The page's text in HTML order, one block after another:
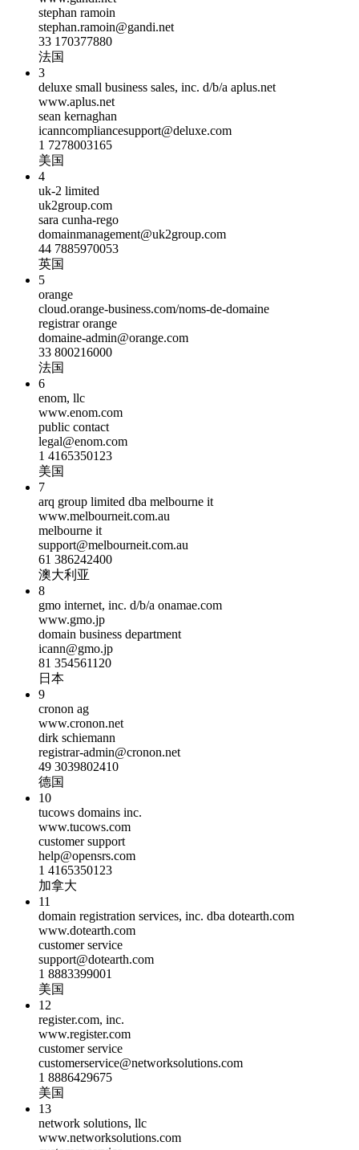
stephan ramoin
stephan.ramoin@gandi.net
33 170377880
法国
3
deluxe small business sales, inc. d/b/a aplus.net
www.aplus.net
sean kernaghan
icanncompliancesupport@deluxe.com
1 7278003165
美国
4
uk-2 limited
uk2group.com
sara cunha-rego
domainmanagement@uk2group.com
44 7885970053
英国
5
orange
cloud.orange-business.com/noms-de-domaine
registrar orange
domaine-admin@orange.com
33 800216000
法国
6
enom, llc
www.enom.com
public contact
legal@enom.com
1 4165350123
美国
7
arq group limited dba melbourne it
www.melbourneit.com.au
melbourne it
support@melbourneit.com.au
61 386242400
澳大利亚
8
gmo internet, inc. d/b/a onamae.com
www.gmo.jp
domain business department
icann@gmo.jp
81 354561120
日本
9
cronon ag
www.cronon.net
dirk schiemann
registrar-admin@cronon.net
49 3039802410
德国
10
tucows domains inc.
www.tucows.com
customer support
help@opensrs.com
1 4165350123
加拿大
11
domain registration services, inc. dba dotearth.com
www.dotearth.com
customer service
support@dotearth.com
1 8883399001
美国
12
register.com, inc.
www.register.com
customer service
customerservice@networksolutions.com
1 8886429675
美国
13
network solutions, llc
www.networksolutions.com